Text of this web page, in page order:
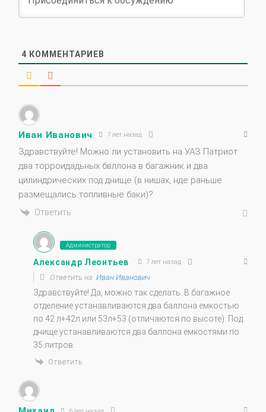
4 КОММЕНТАРИЕВ
Иван Иванович 7 лет назад
Здравствуйте! Можно ли установить на УАЗ Патриот
два торроидадьных бвллона в багажник и два
цилиндрических под днище (в нишах, нде раньше
размещались топливные баки)?
Ответить
Администратор
Александр Леонтьев 7 лет назад
Ответить на Иван Иванович
Здравствуйте! Да, можно так сделать. В багажное
отделение устанавливаются два баллона емкостью
по 42 л+42л или 53л+53 (отличаются по высоте). Под
днище устанавливаются два баллона емкостями по
35 литров.
Ответить